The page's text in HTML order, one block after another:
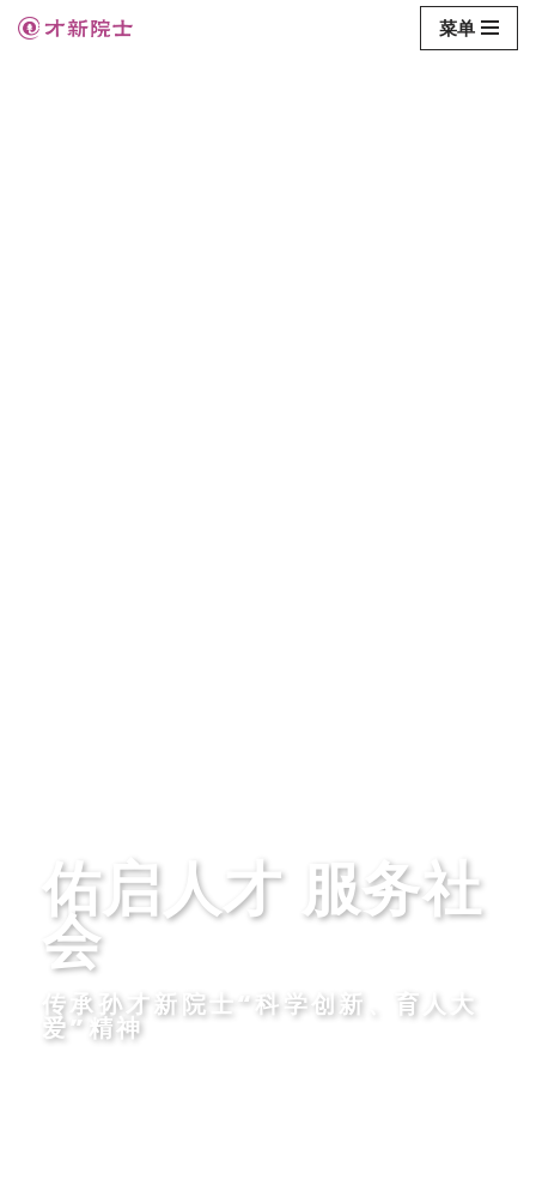
菜单
佑启人才 服务社
会
传承孙才新院士“科学创新、育人大
爱”精神